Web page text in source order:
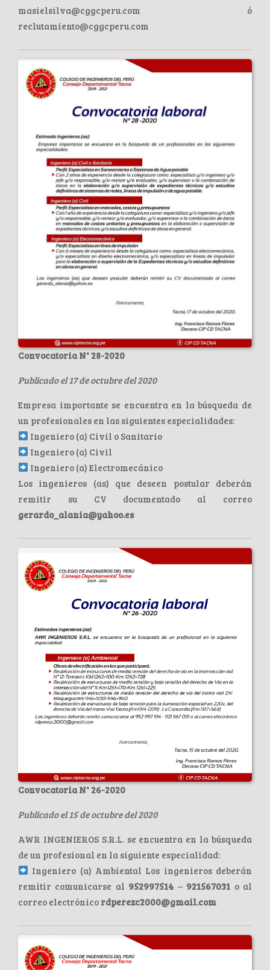
masielsilva@cggcperu.com ó
reclutamiento@cggcperu.com
Convocatoria N° 28-2020
Publicado el 17 de octubre del 2020
Empresa importante se encuentra en la búsqueda de
un profesionales en las siguientes especialidades:
Ingeniero (a) Civil o Sanitario
Ingeniero (a) Civil
Ingeniero (a) Electromecánico
Los ingenieros (as) que deseen postular deberán
remitir su CV documentado al correo
gerardo_alania@yahoo.es
Convocatoria N° 26-2020
Publicado el 15 de octubre del 2020
AWR INGENIEROS S.R.L. se encuentra en la búsqueda
de un profesional en la siguiente especialidad:
Ingeniero (a) Ambiental Los ingenieros deberán
remitir comunicarse al 952997514 – 921567031 o al
correo electrónico rdperezc2000@gmail.com